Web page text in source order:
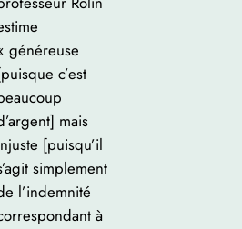
généreuse
c’est
mais
[puisqu’il
simplement
l’indemnité
à